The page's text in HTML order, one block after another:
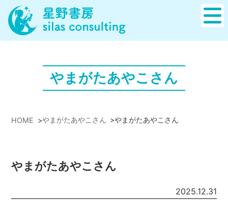
やまがたあやこさん
HOME >やまがたあやこさん >やまがたあやこさん
やまがたあやこさん
2025.12.31